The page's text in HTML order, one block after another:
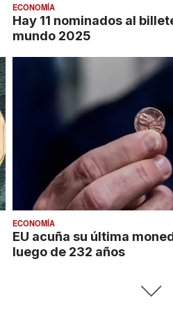
ECONOMÍA
Hay 11 nominados al
mundo 2025
ECONOMÍA
EU acuña su última
luego de 232 años